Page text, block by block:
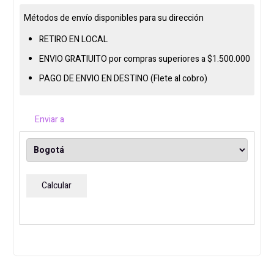
RYZEN
RTX
5060
512GB
cantidad
Métodos de envío disponibles para su dirección
RETIRO EN LOCAL
ENVIO GRATIUITO por compras superiores a $1.500.000
PAGO DE ENVIO EN DESTINO (Flete al cobro)
Enviar a
Calcular